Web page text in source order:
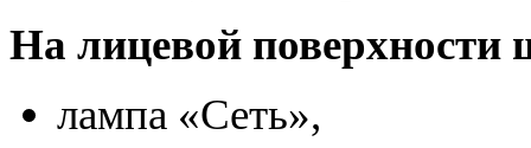
На лицевой поверхности
лампа «Сеть»,